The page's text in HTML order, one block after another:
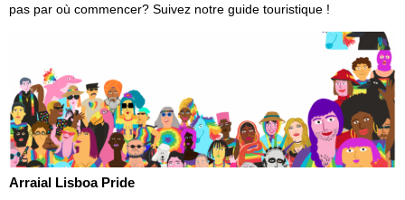
pas par où commencer? Suivez notre guide touristique !
Arraial Lisboa Pride